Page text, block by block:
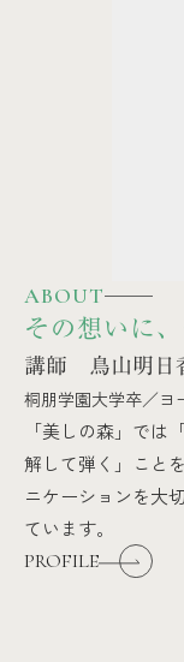
ABOUT
その想いに
講師 鳥山明日
桐朋学園大学卒／ヨ
「美しの森」では
解して弾く」こと
ニケーションを大
ています。
PROFILE